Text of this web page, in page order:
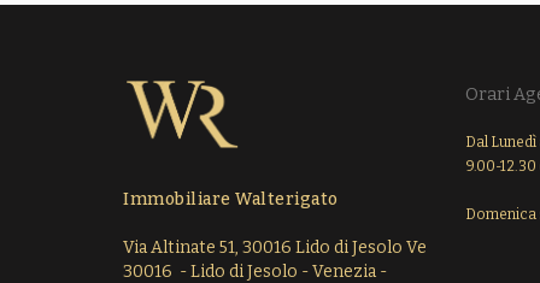
Immobiliare Walterigato
Via Altinate 51, 30016 Lido di Jesolo Ve
30016 - Lido di Jesolo - Venezia -
Orari
Dal Lunedì
9.00-12.30
Domenica